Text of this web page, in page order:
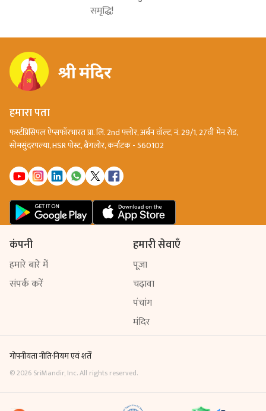
समृद्धि!
हमारा पता
फर्स्टप्रिंसिपल ऐप्सफॉरभारत प्रा. लि. 2nd फ्लोर, अर्बन वॉल्ट, नं. 29/1, 27वीं मेन रोड,
सोमसुंदरपल्या, HSR पोस्ट, बैंगलोर, कर्नाटक - 560102
कंपनी
हमारे बारे में
संपर्क करें
हमारी सेवाएँ
पूजा
चढ़ावा
पंचांग
मंदिर
गोपनीयता नीति·नियम एवं शर्तें
©2026 SriMandir, Inc. All rights reserved.